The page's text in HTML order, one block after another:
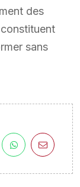
des
sans